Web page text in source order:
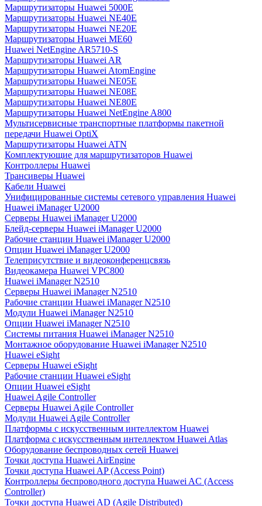
Маршрутизаторы Huawei 5000E
Маршрутизаторы Huawei NE40E
Маршрутизаторы Huawei NE20E
Маршрутизаторы Huawei ME60
Huawei NetEngine AR5710-S
Маршрутизаторы Huawei AR
Маршрутизаторы Huawei AtomEngine
Маршрутизаторы Huawei NE05E
Маршрутизаторы Huawei NE08E
Маршрутизаторы Huawei NE80E
Маршрутизаторы Huawei NetEngine A800
Мультисервисные транспортные платформы пакетной
передачи Huawei OptiX
Маршрутизаторы Huawei ATN
Комплектующие для маршрутизаторов Huawei
Контроллеры Huawei
Трансиверы Huawei
Кабели Huawei
Унифицированные системы сетевого управления Huawei
Huawei iManager U2000
Серверы Huawei iManager U2000
Блейд-серверы Huawei iManager U2000
Рабочие станции Huawei iManager U2000
Опции Huawei iManager U2000
Телеприсутствие и видеоконференцсвязь
Видеокамера Huawei VPC800
Huawei iManager N2510
Серверы Huawei iManager N2510
Рабочие станции Huawei iManager N2510
Модули Huawei iManager N2510
Опции Huawei iManager N2510
Системы питания Huawei iManager N2510
Монтажное оборудование Huawei iManager N2510
Huawei eSight
Серверы Huawei eSight
Рабочие станции Huawei eSight
Опции Huawei eSight
Huawei Agile Controller
Серверы Huawei Agile Controller
Модули Huawei Agile Controller
Платформы с искусственным интеллектом Huawei
Платформа с искусственным интеллектом Huawei Atlas
Оборудование беспроводных сетей Huawei
Точки доступа Huawei AirEngine
Точки доступа Huawei AP (Access Point)
Контроллеры беспроводного доступа Huawei AC (Access
Controller)
Точки доступа Huawei AD (Agile Distributed)